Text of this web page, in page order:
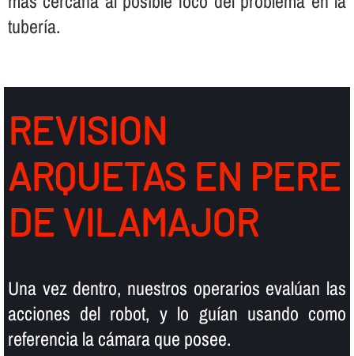
tuberí­a.
REVISION
ARQUETAS EN PERE
DE VILAMAJOR
Una vez dentro, nuestros operarios evalúan las
acciones del robot, y lo guí­an usando como
referencia la cámara que posee.